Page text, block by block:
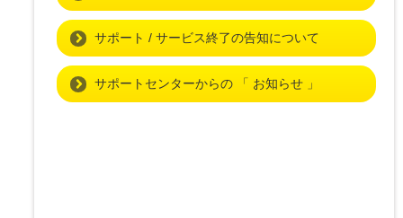
サポート / サービス終了の告知について
サポートセンターからの 「 お知らせ 」